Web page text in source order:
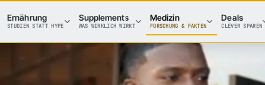
Ernährung
STUDIEN STATT HYPE
Supplements
WAS WIRKLICH WIRKT
Medizin
FORSCHUNG & FAKTEN
Deals
CLEVER SPAREN